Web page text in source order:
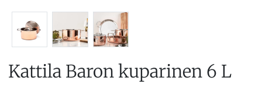
Kattila Baron kuparinen 6 L